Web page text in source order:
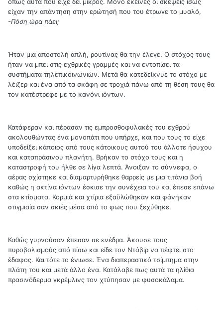
όπως αυτά που είχε δει μικρός. Μόνο εκείνες οι σκέψεις ίσως
είχαν την απάντηση στην ερώτησή που του έτρωγε το μυαλό,
-Πόση ώρα πάει;
Ήταν μια αποστολή απλή, ρουτίνας θα την έλεγε. Ο στόχος τους
ήταν να μπει στις εχθρικές γραμμές και να εντοπίσει τα
συστήματα τηλεπικοινωνιών. Μετά θα κατεδείκνυε το στόχο με
λέιζερ και ένα από τα σκάφη σε τροχιά πάνω από τη θέση τους θα
τον κατέστρεφε με το κανόνι ιόντων.
Κατάφεραν και πέρασαν τις εμπροσθοφυλακές του εχθρού
ακολουθώντας ένα μονοπάτι που υπήρχε, και που τους το είχε
υποδείξει κάποιος από τους κάτοικους αυτού του άλλοτε ήσυχου
και καταπράσινου πλανήτη. Βρήκαν το στόχο τους και η
καταστροφή του ήλθε σε λίγα λεπτά. Άνοιξαν το σύννεφα, ο
αέρας σχίστηκε και διαμαρτυρήθηκε θαρρείς με μια τιτάνια βοή
καθώς η ακτίνα ιόντων έσκισε την συνέχεια του και έπεσε επάνω
στα κτίσματα. Κορμιά και χτίρια εξαϋλώθηκαν και φάνηκαν
στιγμιαία σαν σκιές μέσα από το φως που ξεχύθηκε.
Καθώς γυρνούσαν έπεσαν σε ενέδρα. Άκουσε τους
πυροβολισμούς από πίσω και είδε τον Ντάβιρ να πέφτει στο
έδαφος. Και τότε το ένιωσε. Ένα διαπεραστικό τσίμπημα στην
πλάτη του και μετά άλλο ένα. Κατάλαβε πως αυτά τα ηλίθια
πρασινόδερμα γκρέμλινς τον χτύπησαν με φυσοκάλαμα.